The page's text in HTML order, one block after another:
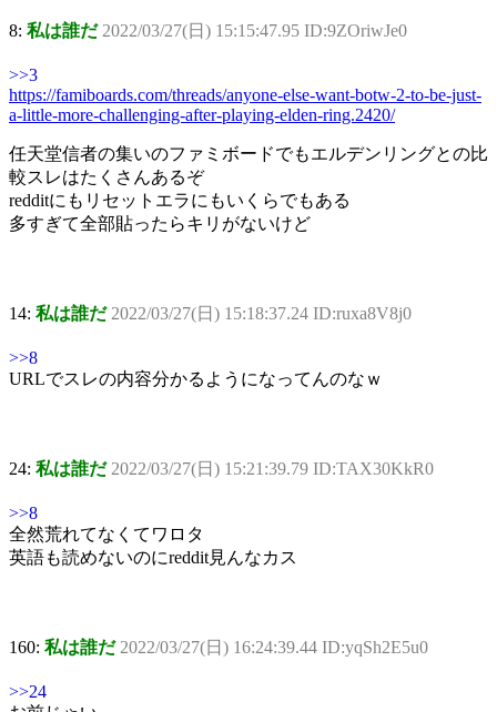
8: 私は誰だ 2022/03/27(日) 15:15:47.95 ID:9ZOriwJe0
>>3
https://famiboards.com/threads/anyone-else-want-botw-2-to-be-just-
a-little-more-challenging-after-playing-elden-ring.2420/
任天堂信者の集いのファミボードでもエルデンリングとの比
較スレはたくさんあるぞ
redditにもリセットエラにもいくらでもある
多すぎて全部貼ったらキリがないけど
14: 私は誰だ 2022/03/27(日) 15:18:37.24 ID:ruxa8V8j0
>>8
URLでスレの内容分かるようになってんのなｗ
24: 私は誰だ 2022/03/27(日) 15:21:39.79 ID:TAX30KkR0
>>8
全然荒れてなくてワロタ
英語も読めないのにreddit見んなカス
160: 私は誰だ 2022/03/27(日) 16:24:39.44 ID:yqSh2E5u0
>>24